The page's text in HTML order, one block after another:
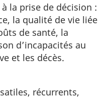
la prise de décision :
la qualité de vie liée
de santé, la
d’incapacités au
et les décès.
récurrents,